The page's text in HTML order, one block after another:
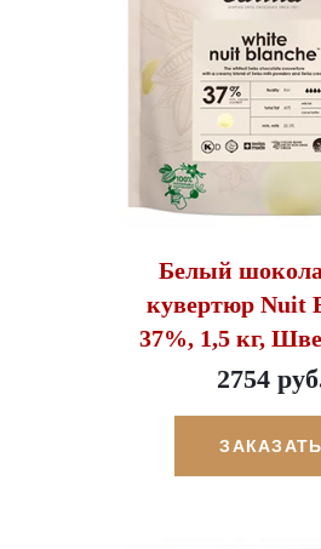
Белый
кувертюр Nuit
37%, 1,5 кг,
2754
ЗАКАЗАТЬ